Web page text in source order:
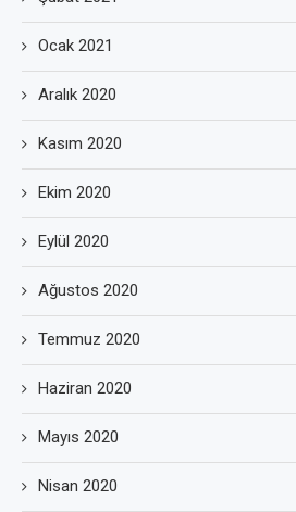
Ocak 2021
Aralık 2020
Kasım 2020
Ekim 2020
Eylül 2020
Ağustos 2020
Temmuz 2020
Haziran 2020
Mayıs 2020
Nisan 2020